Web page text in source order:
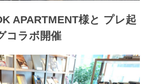
APARTMENT様と プレ起
コラボ開催